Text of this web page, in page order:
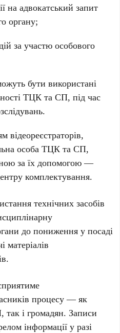
на адвокатський запит
органу;
за участю особового
бути використані
ТЦК та СП, під час
відеореєстраторів,
особа ТЦК та СП,
за їх допомогою —
комплектування.
технічних засобів
до пониження у посаді
матеріалів
процесу — як
і громадян. Записи
інформації у разі